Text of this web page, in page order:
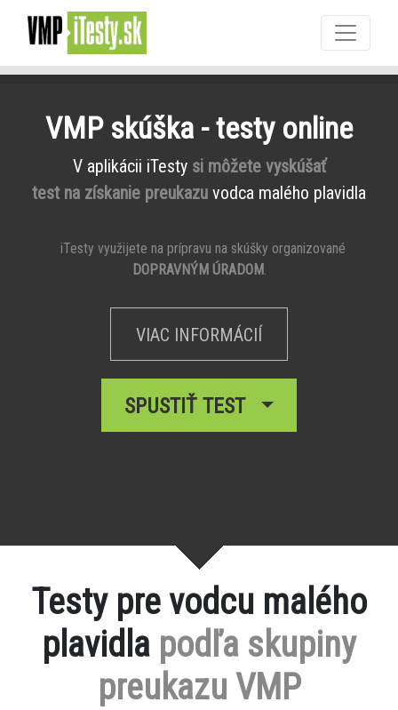
VMP skúška - testy online
V aplikácii iTesty si môžete vyskúšať
test na získanie preukazu vodca malého plavidla
iTesty využijete na prípravu na skúšky organizované
DOPRAVNÝM ÚRADOM.
VIAC INFORMÁCIÍ
SPUSTIŤ TEST
Testy pre vodcu malého
plavidla podľa skupiny
preukazu VMP